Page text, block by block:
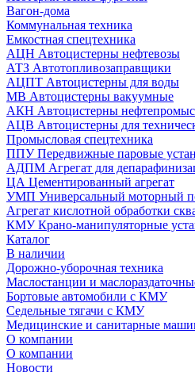
Вагон-дома
Коммунальная техника
Емкостная спецтехника
АЦН Автоцистерны нефтевозы
АТЗ Автотопливозаправщики
АЦПТ Автоцистерны для воды
МВ Автоцистерны вакуумные
АКН Автоцистерны
АЦВ Автоцистерны для
Промысловая спецтехника
ППУ Передвижные паровые
АДПМ Агрегат для
ЦА Цементированный агрегат
УМП Универсальный моторный
Агрегат кислотной обработки
КМУ Крано-манипуляторные
Каталог
В наличии
Дорожно-уборочная техника
Маслостанции и
Бортовые автомобили с КМУ
Седельные тягачи с КМУ
Медицинские и санитарные
О компании
О компании
Новости